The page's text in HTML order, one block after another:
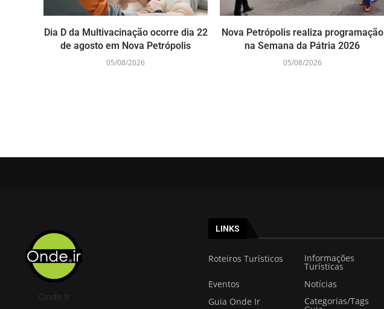
Dia D da Multivacinação ocorre dia 22
de agosto em Nova Petrópolis
05/08/2026
Nova Petrópolis realiza programação
na Semana da Pátria 2026
05/08/2026
Onde Ir
LINKS
Roteiros Turísticos Informações
Turísticas
Eventos
Notícias
Guia Onde Ir
Categorias/Tags